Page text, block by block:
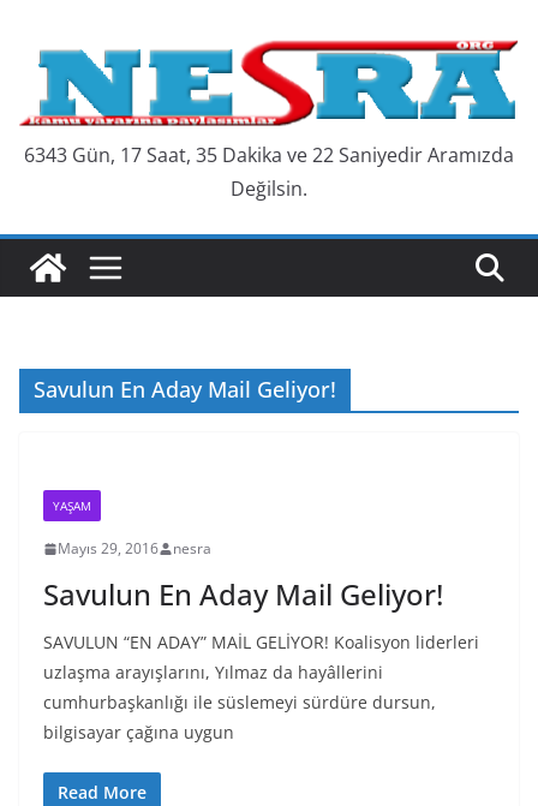
content
6343 Gün, 17 Saat, 35 Dakika ve 23 Saniyedir Aramızda
Değilsin.
Savulun En Aday Mail Geliyor!
YAŞAM
Mayıs 29, 2016 nesra
Savulun En Aday Mail Geliyor!
SAVULUN “EN ADAY” MAİL GELİYOR! Koalisyon liderleri
uzlaşma arayışlarını, Yılmaz da hayâllerini
cumhurbaşkanlığı ile süslemeyi sürdüre dursun,
bilgisayar çağına uygun
Read More